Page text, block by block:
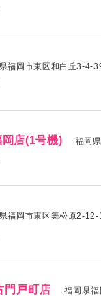
福岡市東区和白丘3-4-
店(1号機) 福岡
福岡市東区舞松原2-12-
門戸町店
福岡県